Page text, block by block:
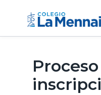
Propuesta
Instalaciones